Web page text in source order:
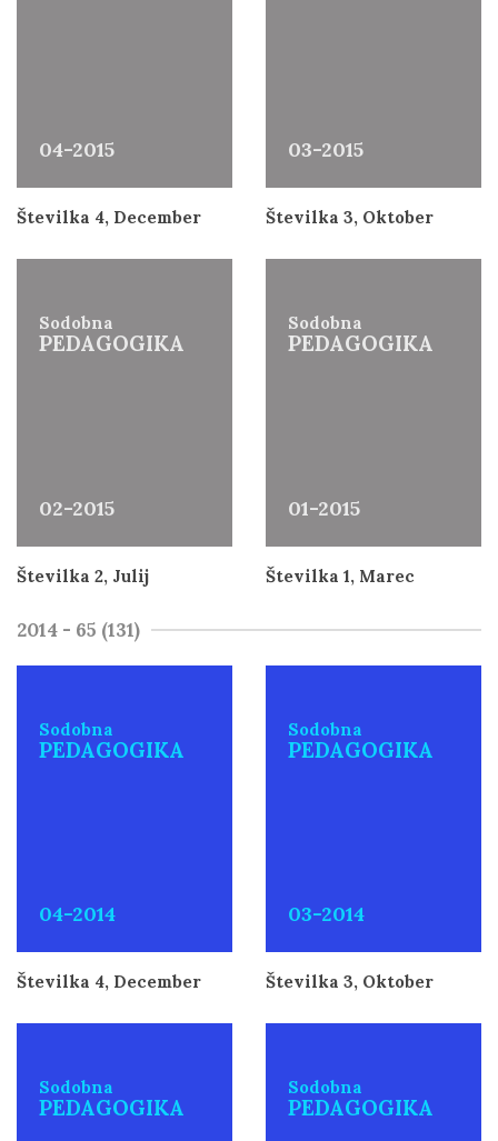
04-2015
Številka 4, December
03-2015
Številka 3, Oktober
Sodobna
PEDAGOGIKA
02-2015
Številka 2, Julij
Sodobna
PEDAGOGIKA
01-2015
Številka 1, Marec
2014 - 65 (131)
Sodobna
PEDAGOGIKA
04-2014
Številka 4, December
Sodobna
PEDAGOGIKA
03-2014
Številka 3, Oktober
Sodobna
PEDAGOGIKA
Sodobna
PEDAGOGIKA